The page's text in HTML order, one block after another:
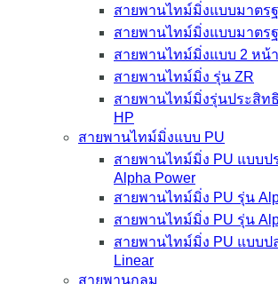
สายพานไทม์มิ่งแบบมาตร
สายพานไทม์มิ่งแบบมาตร
สายพานไทม์มิ่งแบบ 2 หน้
สายพานไทม์มิ่ง รุ่น ZR
สายพานไทม์มิ่งรุ่นประสิท
HP
สายพานไทม์มิ่งแบบ PU
สายพานไทม์มิ่ง PU แบบ
Alpha Power
สายพานไทม์มิ่ง PU รุ่น
สายพานไทม์มิ่ง PU รุ่น
สายพานไทม์มิ่ง PU แบบป
Linear
สายพานกลม